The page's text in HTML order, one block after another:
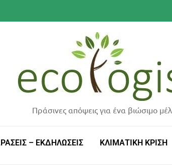
Πράσινες απόψεις για ένα βιώσιμο
– ΕΚΔΗΛΩΣΕΙΣ ΚΛΙΜΑΤΙΚΗ ΚΡΙΣΗ